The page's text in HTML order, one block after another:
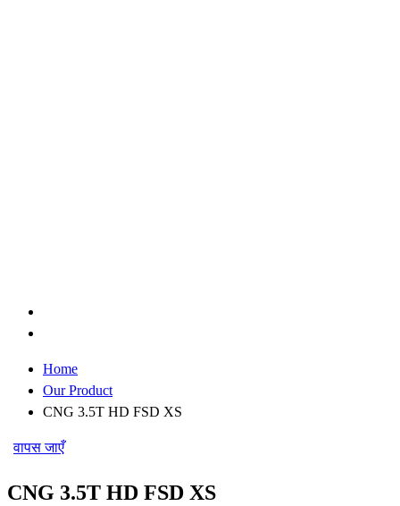
Home
Our Product
CNG 3.5T HD FSD XS
वापस जाएँ
CNG 3.5T HD FSD XS